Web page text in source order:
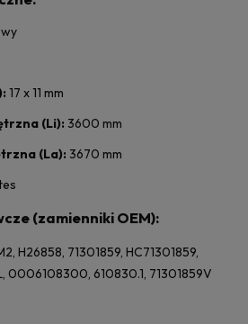
17 x 11 mm
(Li): 3600 mm
(La): 3670 mm
(zamienniki OEM):
H26858, 71301859, HC71301859,
0006108300, 610830.1, 71301859V